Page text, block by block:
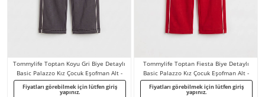
Tommylife Toptan Koyu Gri Biye Detaylı
Basic Palazzo Kız Çocuk Eşofman Alt -
75195
Fiyatları görebilmek için lütfen giriş
yapınız.
Tommylife Toptan Fiesta Biye Detaylı
Basic Palazzo Kız Çocuk Eşofman Alt -
75195
Fiyatları görebilmek için lütfen giriş
yapınız.